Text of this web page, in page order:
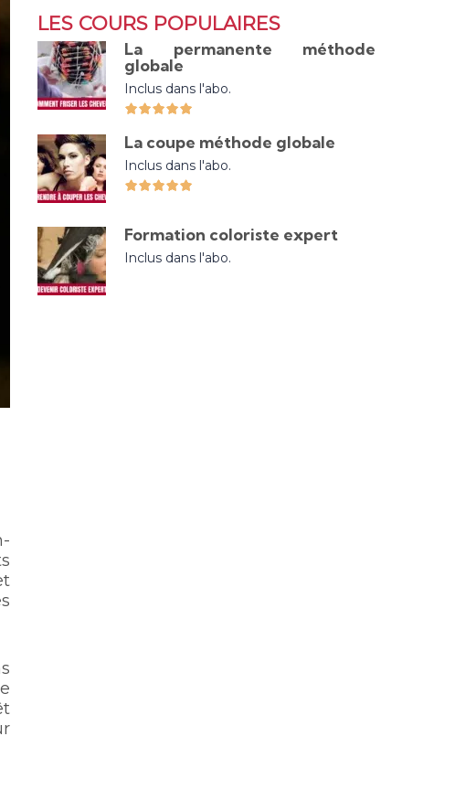
LES COURS POPULAIRES
La permanente méthode
globale
Inclus dans l'abo.
La coupe méthode globale
Inclus dans l'abo.
Formation coloriste expert
Inclus dans l'abo.